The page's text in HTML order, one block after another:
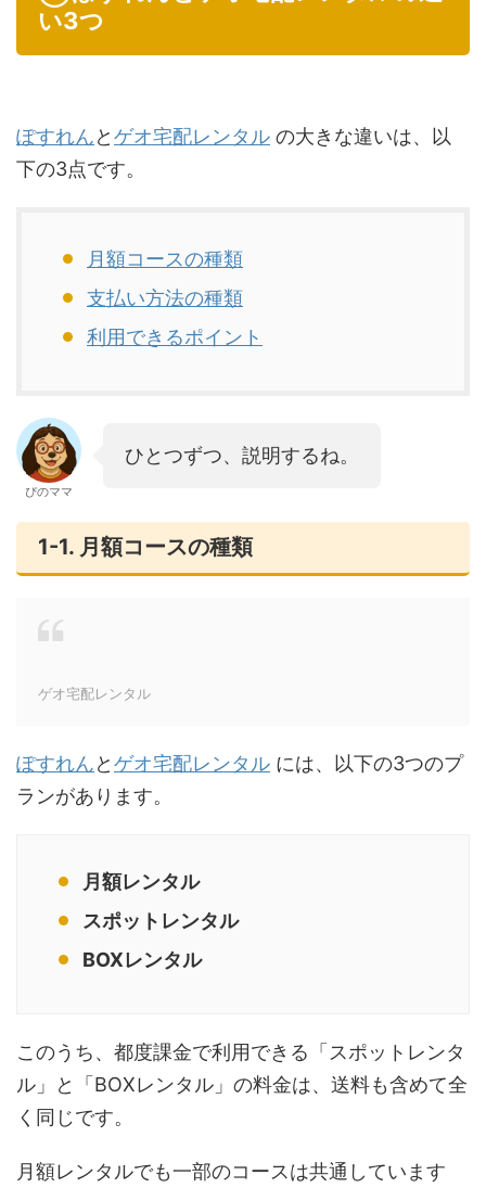
い3つ
ぽすれんとゲオ宅配レンタル の大きな違いは、以
下の3点です。
月額コースの種類
支払い方法の種類
利用できるポイント
ぴのママ
ひとつずつ、説明するね。
1-1. 月額コースの種類
ゲオ宅配レンタル
ぽすれんとゲオ宅配レンタル には、以下の3つのプ
ランがあります。
月額レンタル
スポットレンタル
BOXレンタル
このうち、都度課金で利用できる「スポットレンタ
ル」と「BOXレンタル」の料金は、送料も含めて全
く同じです。
月額レンタルでも一部のコースは共通しています